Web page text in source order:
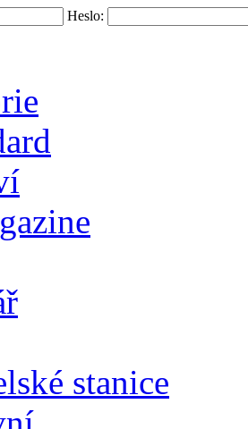
Heslo:
stanice